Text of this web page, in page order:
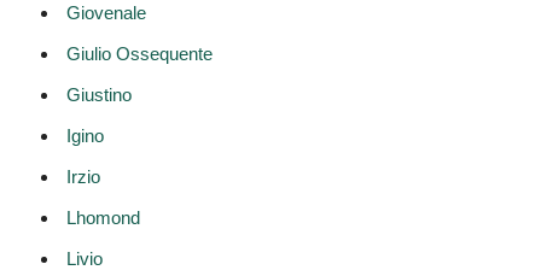
Giovenale
Giulio Ossequente
Giustino
Igino
Irzio
Lhomond
Livio